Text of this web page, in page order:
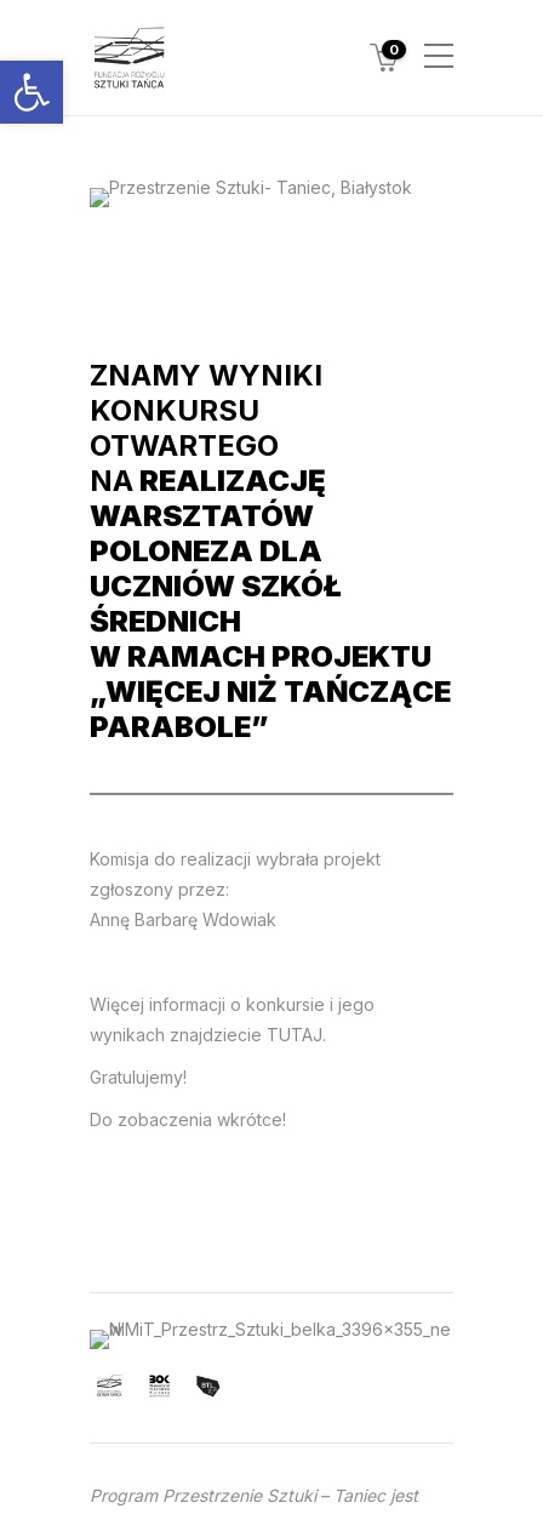
Otwórz pasek narzędzi 0
ZNAMY WYNIKI
KONKURSU
OTWARTEGO
NA REALIZACJĘ
WARSZTATÓW
POLONEZA DLA
UCZNIÓW SZKÓŁ
ŚREDNICH
W RAMACH PROJEKTU
„WIĘCEJ NIŻ TAŃCZĄCE
PARABOLE”
Komisja do realizacji wybrała projekt
zgłoszony przez:
Annę Barbarę Wdowiak
Więcej informacji o konkursie i jego
wynikach znajdziecie TUTAJ.
Gratulujemy!
Do zobaczenia wkrótce!
Program Przestrzenie Sztuki – Taniec jest